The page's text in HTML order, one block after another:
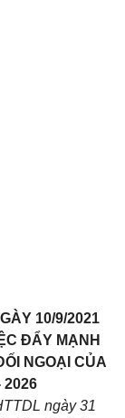
10/9/2021
ĐẨY MẠNH
NGOẠI CỦA
2026
ngày 31